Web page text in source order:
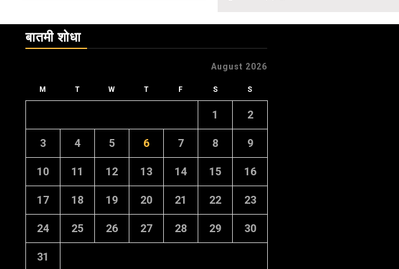
बातमी शोधा
August 2026
M T W T F S S
1 2
3 4 5 6 7 8 9
10 11 12 13 14 15 16
17 18 19 20 21 22 23
24 25 26 27 28 29 30
31